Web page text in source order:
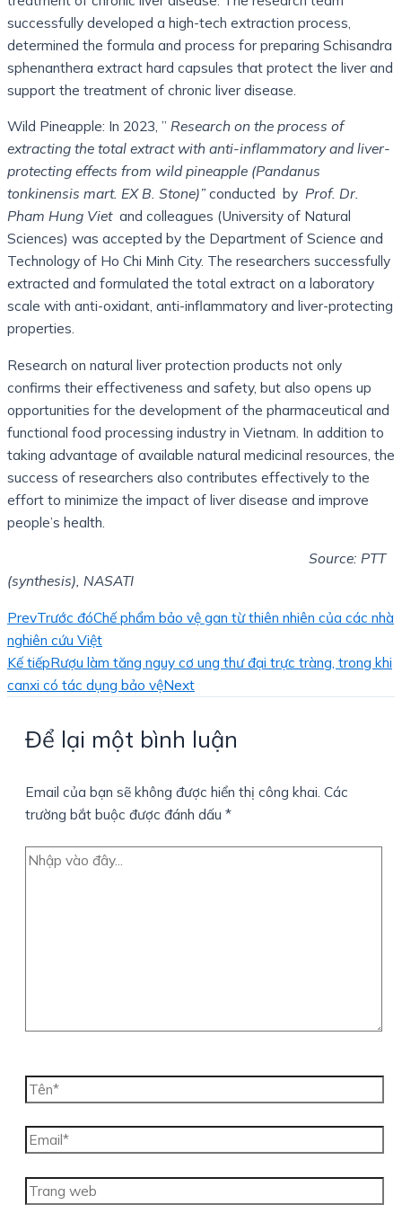
successfully developed a high-tech extraction process,
determined the formula and process for preparing Schisandra
sphenanthera extract hard capsules that protect the liver and
support the treatment of chronic liver disease.
Wild Pineapple: In 2023, ” Research on the process of
extracting the total extract with anti-inflammatory and liver-
protecting effects from wild pineapple (Pandanus
tonkinensis mart. EX B. Stone)”conducted by Prof. Dr.
Pham Hung Vietand colleagues (University of Natural
Sciences) was accepted by the Department of Science and
Technology of Ho Chi Minh City. The researchers successfully
extracted and formulated the total extract on a laboratory
scale with anti-oxidant, anti-inflammatory and liver-protecting
properties.
Research on natural liver protection products not only
confirms their effectiveness and safety, but also opens up
opportunities for the development of the pharmaceutical and
functional food processing industry in Vietnam. In addition to
taking advantage of available natural medicinal resources, the
success of researchers also contributes effectively to the
effort to minimize the impact of liver disease and improve
people’s health.
Source: PTT
(synthesis), NASATI
PrevTrước đóChế phẩm bảo vệ gan từ thiên nhiên của các nhà
nghiên cứu Việt
Kế tiếpRượu làm tăng nguy cơ ung thư đại trực tràng, trong khi
canxi có tác dụng bảo vệNext
Để lại một bình luận
Email của bạn sẽ không được hiển thị công khai. Các
trường bắt buộc được đánh dấu *
Nhập
Tên*
Email*
Trang
web